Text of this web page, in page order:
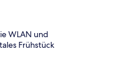
WLAN und
Frühstück